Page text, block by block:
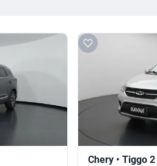
Chery • Tiggo 2